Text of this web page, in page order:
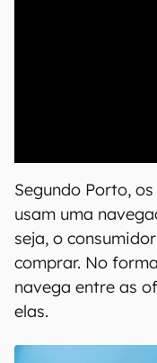
Segundo Porto, os
usam uma
seja, o
comprar. No
navega entre as
elas.